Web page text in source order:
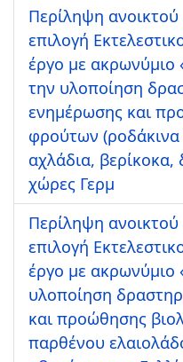
Περίληψη ανοικτού
επιλογή
έργο με ακρωνύμιο
την υλοποίηση
ενημέρωσης και
φρούτων (ροδάκινα
αχλάδια, βερίκοκα,
χώρες Γερμ
Περίληψη ανοικτού
επιλογή
έργο με ακρωνύμιο
υλοποίηση
και προώθησης
παρθένου